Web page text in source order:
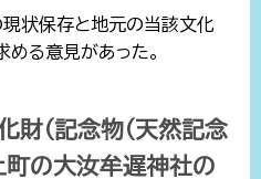
状保存と地元の当該文化
る意見があった。
財（記念物（天然記念
町の大汝牟遅神社の